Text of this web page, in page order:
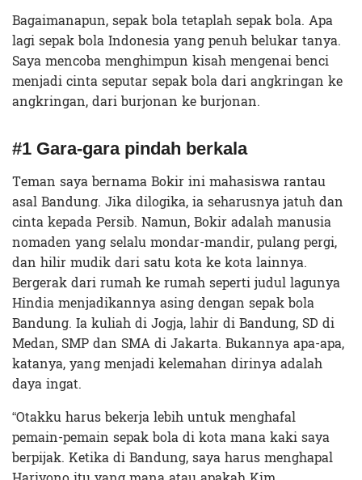
Bagaimanapun, sepak bola tetaplah sepak bola. Apa
lagi sepak bola Indonesia yang penuh belukar tanya.
Saya mencoba menghimpun kisah mengenai benci
menjadi cinta seputar sepak bola dari angkringan ke
angkringan, dari burjonan ke burjonan.
#1 Gara-gara pindah berkala
Teman saya bernama Bokir ini mahasiswa rantau
asal Bandung. Jika dilogika, ia seharusnya jatuh dan
cinta kepada Persib. Namun, Bokir adalah manusia
nomaden yang selalu mondar-mandir, pulang pergi,
dan hilir mudik dari satu kota ke kota lainnya.
Bergerak dari rumah ke rumah seperti judul lagunya
Hindia menjadikannya asing dengan sepak bola
Bandung. Ia kuliah di Jogja, lahir di Bandung, SD di
Medan, SMP dan SMA di Jakarta. Bukannya apa-apa,
katanya, yang menjadi kelemahan dirinya adalah
daya ingat.
“Otakku harus bekerja lebih untuk menghafal
pemain-pemain sepak bola di kota mana kaki saya
berpijak. Ketika di Bandung, saya harus menghapal